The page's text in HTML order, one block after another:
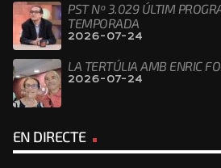
PST Nº 3.029 ÚLTIM
TEMPORADA
2026-07-24
LA TERTÚLIA AMB ENRIC
2026-07-24
EN DIRECTE